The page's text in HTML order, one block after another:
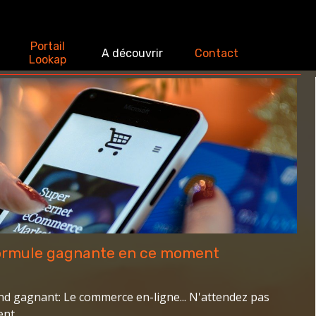
Sauter le menu
▼
Portail
Lookap
▼
A découvrir ▼
Contact
gagnante en ce moment
gagnant: Le commerce en-ligne... N'attendez pas